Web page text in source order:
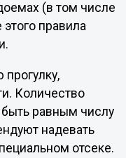
(в том числе
правила
прогулку,
Количество
равным числу
надевать
отсеке.